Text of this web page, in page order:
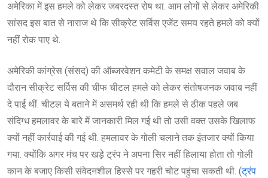
अमेरिका में इस हमले को लेकर जबरदस्त रोष था. आम लोगों से लेकर अमेरिकी
सांसद इस बात से नाराज थे कि सीक्रेट सर्विस एजेंट समय रहते हमले को क्यों
नहीं रोक पाए थे.
अमेरिकी कांग्रेस (संसद) की ऑब्जरवेशन कमेटी के समक्ष सवाल जवाब के
दौरान सीक्रेट सर्विस की चीफ चीटल हमले को लेकर संतोषजनक जवाब नहीं
दे पाई थीं. चीटल ये बताने में असमर्थ रही थी कि हमले से ठीक पहले जब
संदिग्ध हमलावर के बारे में जानकारी मिल गई थी तो उसी वक्त उसके खिलाफ
क्यों नहीं कार्रवाई की गई थी. हमलावर के गोली चलाने तक इंतजार क्यों किया
गया. क्योंकि अगर मंच पर खड़े ट्रंप ने अपना सिर नहीं हिलाया होता तो गोली
कान के बजाए किसी संवेदनशील हिस्से पर गहरी चोट पहुंचा सकती थी. (ट्रंप